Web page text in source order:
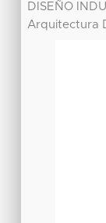
DISEÑO
Arquitectura